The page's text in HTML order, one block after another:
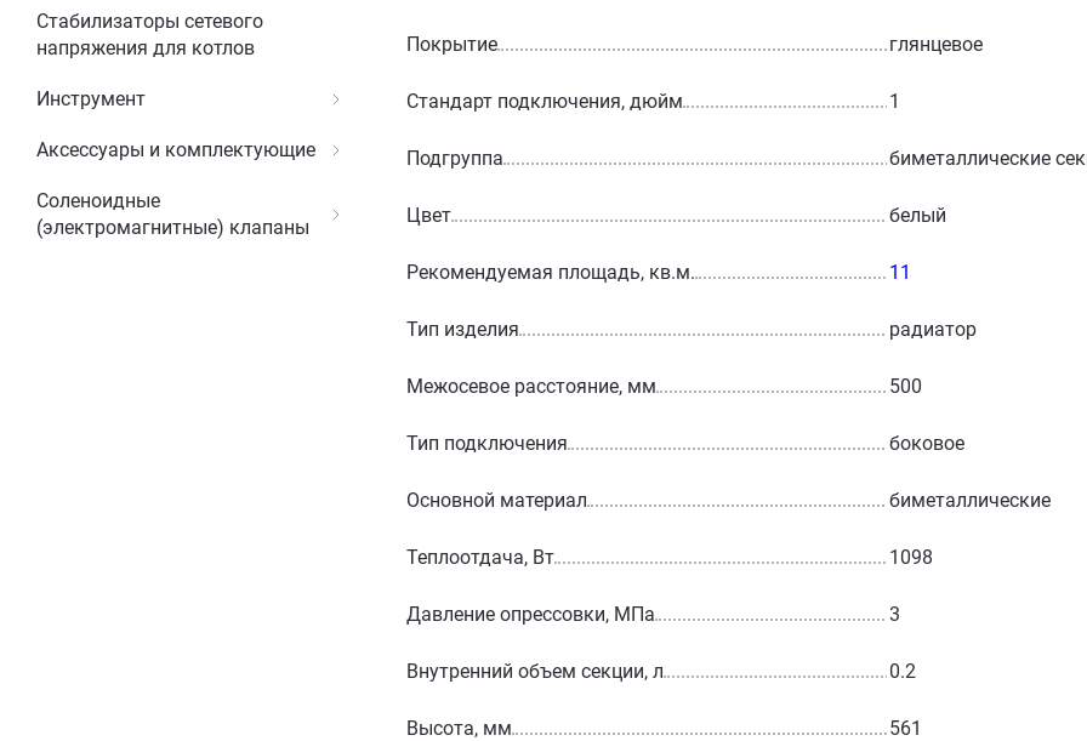
Стабилизаторы сетевого
напряжения для котлов
Инструмент
Аксессуары и комплектующие
Соленоидные
(электромагнитные) клапаны
Покрытие глянцевое
Стандарт подключения, дюйм 1
Подгруппа биметаллические
Цвет белый
Рекомендуемая площадь, кв.м. 11
Тип изделия радиатор
Межосевое расстояние, мм 500
Тип подключения боковое
Основной материал биметаллические
Теплоотдача, Вт 1098
Давление опрессовки, МПа 3
Внутренний объем секции, л 0.2
Высота, мм 561